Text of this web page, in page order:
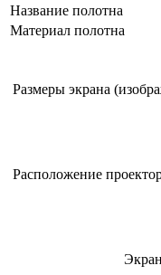
Название полотна
Материал полотна
Размеры экрана
Расположение